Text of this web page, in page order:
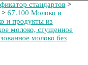
стандартов >
> 67.100 Молоко и
и продукты из
молоко, сгущенное
молоко без